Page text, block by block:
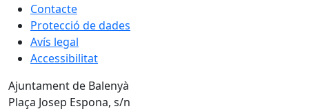
Contacte
Protecció de dades
Avís legal
Accessibilitat
Ajuntament de Balenyà
Plaça Josep Espona, s/n